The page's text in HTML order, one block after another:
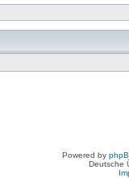
Powered by
Deutsche